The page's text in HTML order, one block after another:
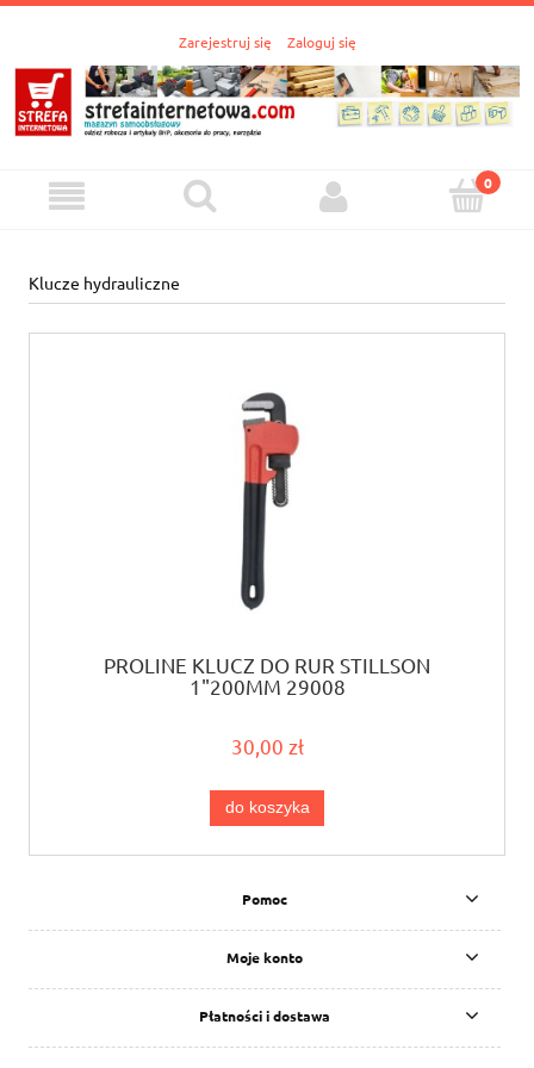
Zarejestruj się Zaloguj się
Klucze hydrauliczne
PROLINE KLUCZ DO RUR STILLSON
1"200MM 29008
30,00 zł
do koszyka
Pomoc
Moje konto
Płatności i dostawa